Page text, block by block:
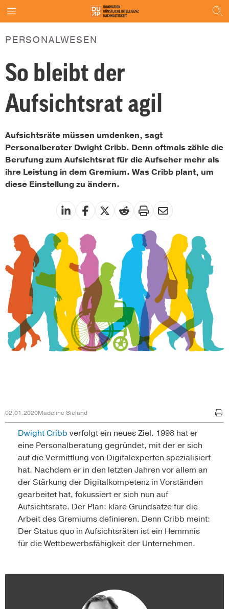
PERSONALWESEN
So bleibt der
Aufsichtsrat agil
Aufsichtsräte müssen umdenken, sagt
Personalberater Dwight Cribb. Denn oftmals zähle die
Berufung zum Aufsichtsrat für die Aufseher mehr als
ihre Leistung in dem Gremium. Was Cribb plant, um
diese Einstellung zu ändern.
02.01.2020Madeline Sieland
Dwight Cribb verfolgt ein neues Ziel. 1998 hat er
eine Personalberatung gegründet, mit der er sich
auf die Vermittlung von Digitalexperten spezialisiert
hat. Nachdem er in den letzten Jahren vor allem an
der Stärkung der Digitalkompetenz in Vorständen
gearbeitet hat, fokussiert er sich nun auf
Aufsichtsräte. Der Plan: klare Grundsätze für die
Arbeit des Gremiums definieren. Denn Cribb meint:
Der Status quo in Aufsichtsräten ist ein Hemmnis
für die Wettbewerbsfähigkeit der Unternehmen.